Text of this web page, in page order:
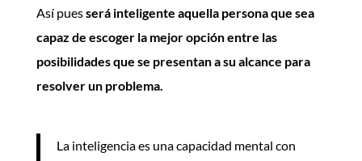
Así puesserá inteligente aquella persona que sea
capaz de escoger la mejor opción entre las
posibilidades que se presentan a su alcance para
resolver un problema.
La inteligencia es una capacidad mental con